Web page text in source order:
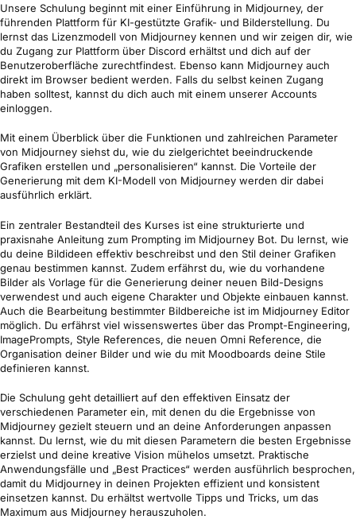
Unsere Schulung beginnt mit einer Einführung in Midjourney, der
führenden Plattform für KI-gestützte Grafik- und Bilderstellung. Du
lernst das Lizenzmodell von Midjourney kennen und wir zeigen dir, wie
du Zugang zur Plattform über Discord erhältst und dich auf der
Benutzeroberfläche zurechtfindest. Ebenso kann Midjourney auch
direkt im Browser bedient werden. Falls du selbst keinen Zugang
haben solltest, kannst du dich auch mit einem unserer Accounts
einloggen.
Mit einem Überblick über die Funktionen und zahlreichen Parameter
von Midjourney siehst du, wie du zielgerichtet beeindruckende
Grafiken erstellen und „personalisieren“ kannst. Die Vorteile der
Generierung mit dem KI-Modell von Midjourney werden dir dabei
ausführlich erklärt.
Ein zentraler Bestandteil des Kurses ist eine strukturierte und
praxisnahe Anleitung zum Prompting im Midjourney Bot. Du lernst, wie
du deine Bildideen effektiv beschreibst und den Stil deiner Grafiken
genau bestimmen kannst. Zudem erfährst du, wie du vorhandene
Bilder als Vorlage für die Generierung deiner neuen Bild-Designs
verwendest und auch eigene Charakter und Objekte einbauen kannst.
Auch die Bearbeitung bestimmter Bildbereiche ist im Midjourney Editor
möglich. Du erfährst viel wissenswertes über das Prompt-Engineering,
ImagePrompts, Style References, die neuen Omni Reference, die
Organisation deiner Bilder und wie du mit Moodboards deine Stile
definieren kannst.
Die Schulung geht detailliert auf den effektiven Einsatz der
verschiedenen Parameter ein, mit denen du die Ergebnisse von
Midjourney gezielt steuern und an deine Anforderungen anpassen
kannst. Du lernst, wie du mit diesen Parametern die besten Ergebnisse
erzielst und deine kreative Vision mühelos umsetzt. Praktische
Anwendungsfälle und „Best Practices“ werden ausführlich besprochen,
damit du Midjourney in deinen Projekten effizient und konsistent
einsetzen kannst. Du erhältst wertvolle Tipps und Tricks, um das
Maximum aus Midjourney herauszuholen.